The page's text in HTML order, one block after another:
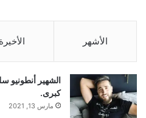
الأشهر الأخيرة
الشهير أنطونيو
كبرى.
مارس 13, 2021